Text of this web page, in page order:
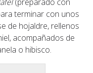
terminar con unos
de hojaldre, rellenos
acompañados de
o hibisco.